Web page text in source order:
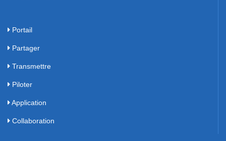
Portail
Partager
Transmettre
Piloter
Application
Collaboration